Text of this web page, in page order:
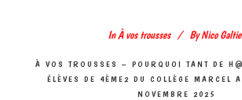
InÀ vos trousses By Nico
À VOS TROUSSES – POURQUOI TANT DE
ÉLÈVES DE 4ÈME2 DU COLLÈGE MARCEL
NOVEMBRE 2025